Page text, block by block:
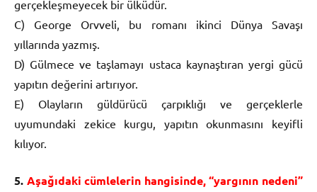
gerçekleşmeyecek bir ülküdür.
C) George Orvveli, bu romanı ikinci Dünya Savaşı
yıllarında yazmış.
D) Gülmece ve taşlamayı ustaca kaynaştıran yergi gücü
yapıtın değerini artırıyor.
E) Olayların güldürücü çarpıklığı ve gerçeklerle
uyumundaki zekice kurgu, yapıtın okunmasını keyifli
kılıyor.
5. Aşağıdaki cümlelerin hangisinde, “yargının nedeni”